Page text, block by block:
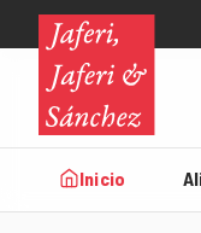
Inicio